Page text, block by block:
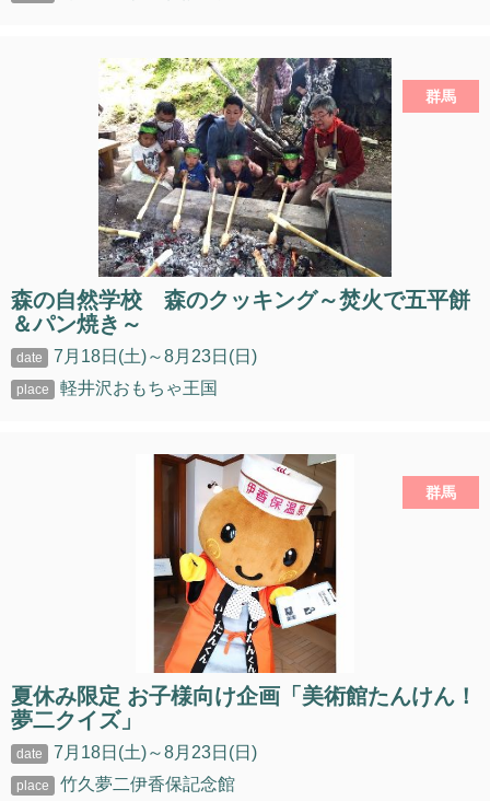
群馬
森の自然学校 森のクッキング～焚火で五平餅
＆パン焼き～
7月18日(土)～8月23日(日)
軽井沢おもちゃ王国
群馬
夏休み限定 お子様向け企画「美術館たんけん！
夢二クイズ」
7月18日(土)～8月23日(日)
竹久夢二伊香保記念館